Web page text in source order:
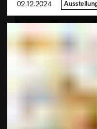
02.12.2024